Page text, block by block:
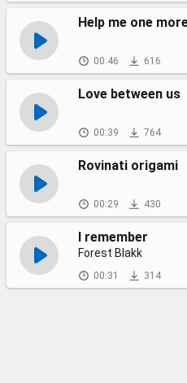
Help me one
00:46 616
Love between us
00:39 764
Rovinati origami
00:29 430
I remember
Forest Blakk
00:31 314